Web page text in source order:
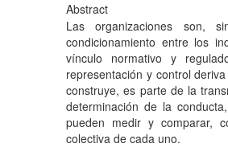
Abstract
Las organizaciones son,
condicionamiento entre los
vínculo normativo y
representación y control
construye, es parte de la
determinación de la
pueden medir y comparar,
colectiva de cada uno.